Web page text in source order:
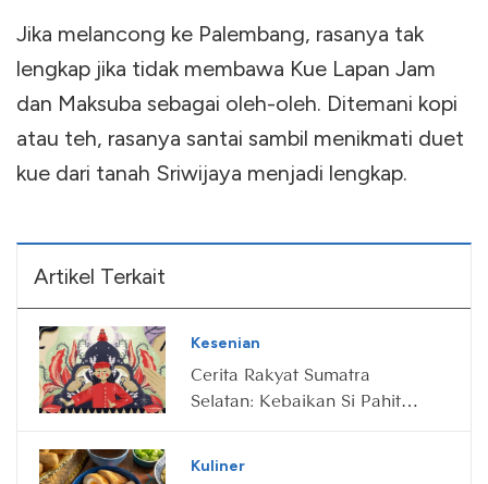
Jika melancong ke Palembang, rasanya tak
lengkap jika tidak membawa Kue Lapan Jam
dan Maksuba sebagai oleh-oleh. Ditemani kopi
atau teh, rasanya santai sambil menikmati duet
kue dari tanah Sriwijaya menjadi lengkap.
Artikel Terkait
Kesenian
Cerita Rakyat Sumatra
Selatan: Kebaikan Si Pahit
Kuliner